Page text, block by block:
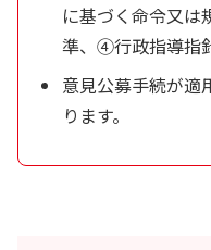
に基づく命令又
準、④行政指導指
意見公募手続が適
ります。